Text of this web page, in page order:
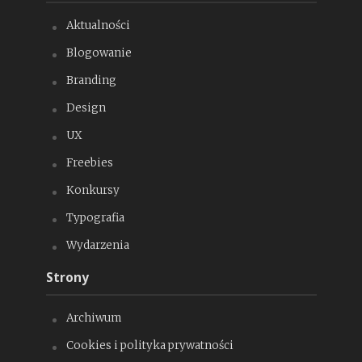
Aktualności
Blogowanie
Branding
Design
UX
Freebies
Konkursy
Typografia
Wydarzenia
Strony
Archiwum
Cookies i polityka prywatności